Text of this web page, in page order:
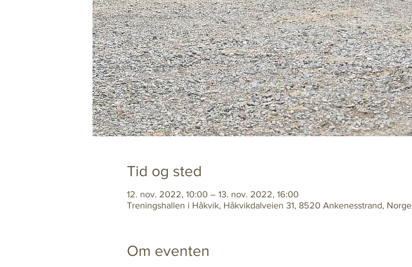
Tid og sted
12. nov. 2022, 10:00 – 13. nov. 2022, 16:00
Treningshallen i Håkvik, Håkvikdalveien 31, 8520 Ankenesstrand, Norge
Om eventen